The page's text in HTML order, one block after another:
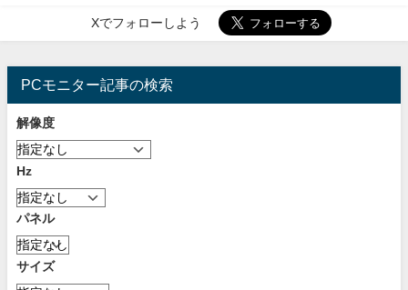
Xでフォローしよう
PCモニター記事の検索
解像度
Hz
パネル
サイズ